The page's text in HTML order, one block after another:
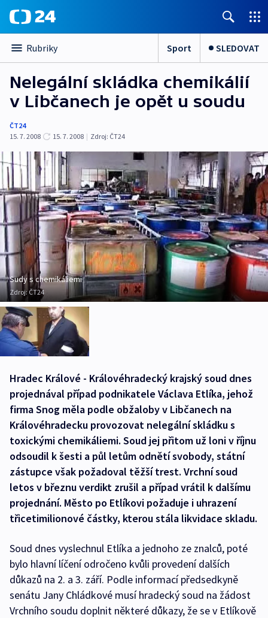
Rubriky Sport SLEDOVAT
Nelegální skládka chemikálií
v Libčanech je opět u soudu
ČT24
15. 7. 2008
15. 7. 2008 | Zdroj: ČT24
Sudy s chemikáliemi
Zdroj:ČT24
Hradec Králové - Královéhradecký krajský soud dnes
projednával případ podnikatele Václava Etlíka, jehož
firma Snog měla podle obžaloby v Libčanech na
Královéhradecku provozovat nelegální skládku s
toxickými chemikáliemi. Soud jej přitom už loni v říjnu
odsoudil k šesti a půl letům odnětí svobody, státní
zástupce však požadoval těžší trest. Vrchní soud
letos v březnu verdikt zrušil a případ vrátil k dalšímu
projednání. Město po Etlíkovi požaduje i uhrazení
třicetimilionové částky, kterou stála likvidace skladu.
Soud dnes vyslechnul Etlíka a jednoho ze znalců, poté
bylo hlavní líčení odročeno kvůli provedení dalších
důkazů na 2. a 3. září. Podle informací předsedkyně
senátu Jany Chládkové musí hradecký soud na žádost
Vrchního soudu doplnit některé důkazy, že se v Etlíkově